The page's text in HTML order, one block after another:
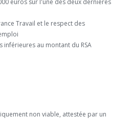
euros sur l'une des deux dernières
Travail et le respect des
inférieures au montant du RSA
non viable, attestée par un